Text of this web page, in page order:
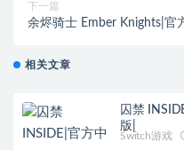
下一篇
余烬骑士 Ember Knights|官
相关文章
囚禁
版|
Switch游戏